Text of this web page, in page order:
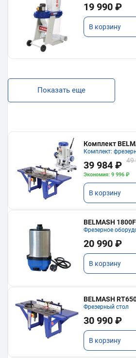
19 990 ₽
В корзину
Показать еще
Комплект
Комплект:
39 984 ₽ 49
Экономия: 9 996 ₽
В корзину
BELMASH 1800F
Фрезерное
20 990 ₽
В корзину
BELMASH
Фрезерный стол
30 990 ₽
В корзину